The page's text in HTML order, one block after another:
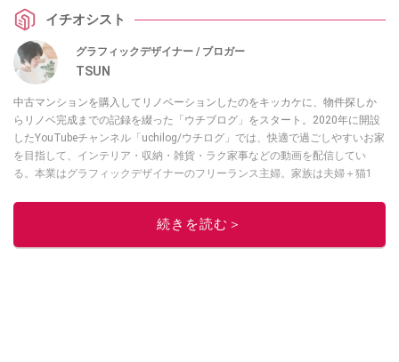
イチオシスト
グラフィックデザイナー / ブロガー
TSUN
中古マンションを購入してリノベーションしたのをキッカケに、物件探しか
らリノベ完成までの記録を綴った「ウチブログ」をスタート。2020年に開設
したYouTubeチャンネル「uchilog/ウチログ」では、快適で過ごしやすいお家
を目指して、インテリア・収納・雑貨・ラク家事などの動画を配信してい
る。本業はグラフィックデザイナーのフリーランス主婦。家族は夫婦＋猫1
ノベ人気事例1位
続きを読む＞